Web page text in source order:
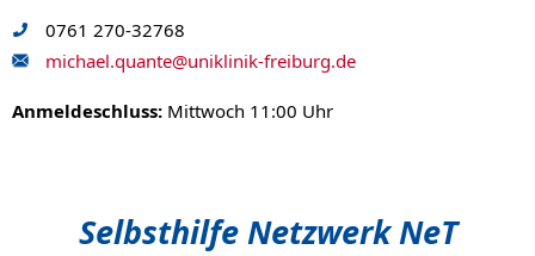
0761 270-32768
michael.quante@uniklinik-freiburg.de
Anmeldeschluss: Mittwoch 11:00 Uhr
Selbsthilfe Netzwerk NeT